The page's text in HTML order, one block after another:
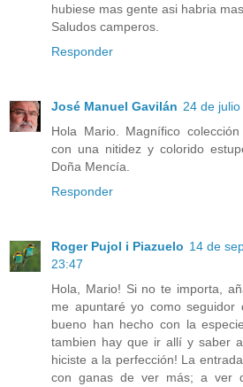
hubiese mas gente asi habria
Saludos camperos.
Responder
José Manuel Gavilán 24 de
Hola Mario. Magnífico
con una nitidez y colorido
Doña Mencía.
Responder
Roger Pujol i Piazuelo 14 de
23:47
Hola, Mario! Si no te importa,
me apuntaré yo como seguidor
bueno han hecho con la
tambien hay que ir allí y saber
hiciste a la perfección! La
con ganas de ver más; a ver